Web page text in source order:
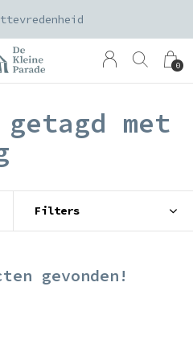
0
met
Filters
gevonden!